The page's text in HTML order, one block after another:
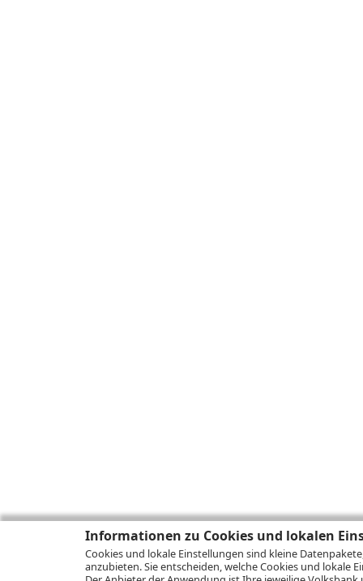
Informationen zu Cookies und lokalen
Cookies und lokale Einstellungen sind kleine
anzubieten. Sie entscheiden, welche Cookies und lokale